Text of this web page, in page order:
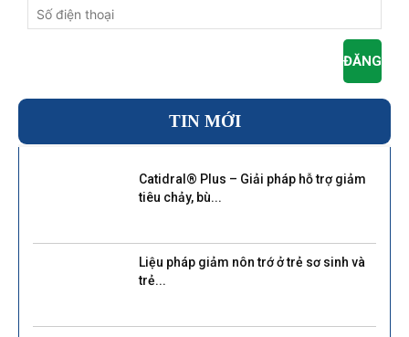
TIN MỚI
Catidral® Plus – Giải pháp hỗ trợ giảm
tiêu chảy, bù...
Liệu pháp giảm nôn trớ ở trẻ sơ sinh và
trẻ...